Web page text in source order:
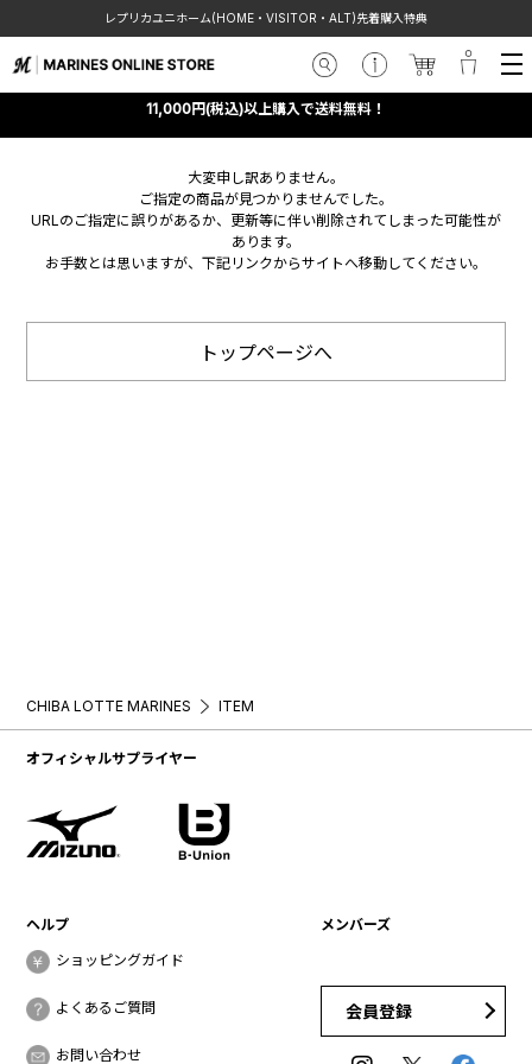
レプリカユニホーム(HOME・VISITOR・ALT)先着購入特典
11,000円(税込)以上購入で送料無料！
大変申し訳ありません。
ご指定の商品が見つかりませんでした。
URLのご指定に誤りがあるか、更新等に伴い削除されてしまった可能性が
あります。
お手数とは思いますが、下記リンクからサイトへ移動してください。
トップページへ
CHIBA LOTTE MARINES ITEM
オフィシャルサプライヤー
ヘルプ
ショッピングガイド
よくあるご質問
お問い合わせ
メンバーズ
会員登録